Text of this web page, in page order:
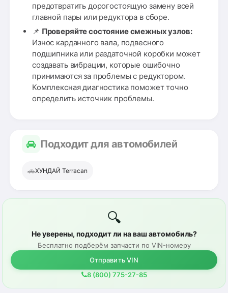
предотвратить дорогостоящую замену всей
главной пары или редуктора в сборе.
📌 Проверяйте состояние смежных узлов:
Износ карданного вала, подвесного
подшипника или раздаточной коробки может
создавать вибрации, которые ошибочно
принимаются за проблемы с редуктором.
Комплексная диагностика поможет точно
определить источник проблемы.
Подходит для автомобилей
🚗ХУНДАЙ Terracan
🔍
Не уверены, подходит ли на ваш автомобиль?
Бесплатно подберём запчасти по VIN-номеру
Отправить VIN
8 (800) 775-27-85